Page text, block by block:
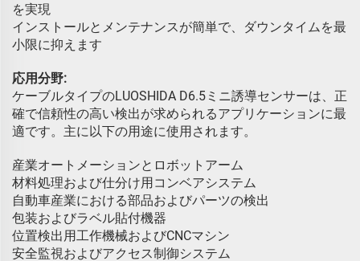
を実現
インストールとメンテナンスが簡単で、ダウンタイムを最
小限に抑えます
応用分野:
ケーブルタイプのLUOSHIDA D6.5ミニ誘導センサーは、正
確で信頼性の高い検出が求められるアプリケーションに最
適です。主に以下の用途に使用されます。
産業オートメーションとロボットアーム
材料処理および仕分け用コンベアシステム
自動車産業における部品およびパーツの検出
包装およびラベル貼付機器
位置検出用工作機械およびCNCマシン
安全監視およびアクセス制御システム